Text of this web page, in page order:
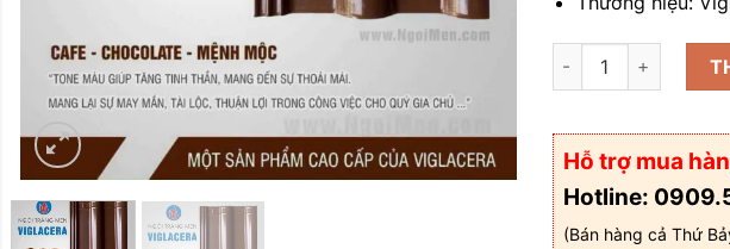
Ngói sóng tráng
Hỗ trợ mua
Hotline:
(Bán hàng cả Thứ